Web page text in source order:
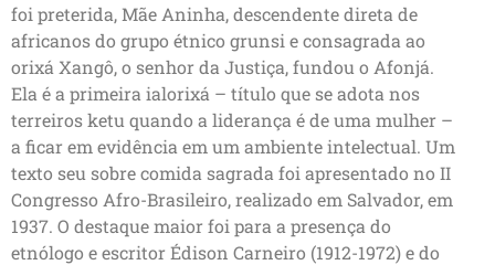
foi preterida, Mãe Aninha, descendente direta de
africanos do grupo étnico grunsi e consagrada ao
orixá Xangô, o senhor da Justiça, fundou o Afonjá.
Ela é a primeira ialorixá – título que se adota nos
terreiros ketu quando a liderança é de uma mulher –
a ficar em evidência em um ambiente intelectual. Um
texto seu sobre comida sagrada foi apresentado no II
Congresso Afro-Brasileiro, realizado em Salvador, em
1937. O destaque maior foi para a presença do
etnólogo e escritor Édison Carneiro (1912-1972) e do